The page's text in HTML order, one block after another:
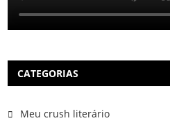
CATEGORIAS
Meu crush literário